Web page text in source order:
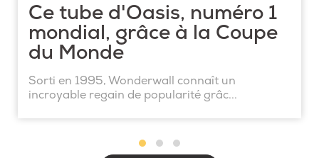
Ce tube d'Oasis, numéro 1
mondial, grâce à la Coupe
du Monde
Sorti en 1995, Wonderwall connaît un
incroyable regain de popularité grâc...